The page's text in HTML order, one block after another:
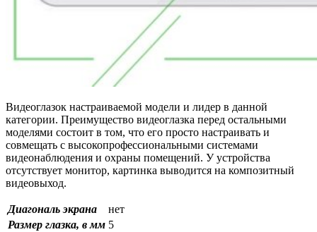
Видеоглазок настраиваемой модели и лидер в данной
категории. Преимущество видеоглазка перед остальными
моделями состоит в том, что его просто настраивать и
совмещать с высокопрофессиональными системами
видеонаблюдения и охраны помещений. У устройства
отсутствует монитор, картинка выводится на композитный
видеовыход.
Диагональ экрана
нет
Размер глазка, в мм 5